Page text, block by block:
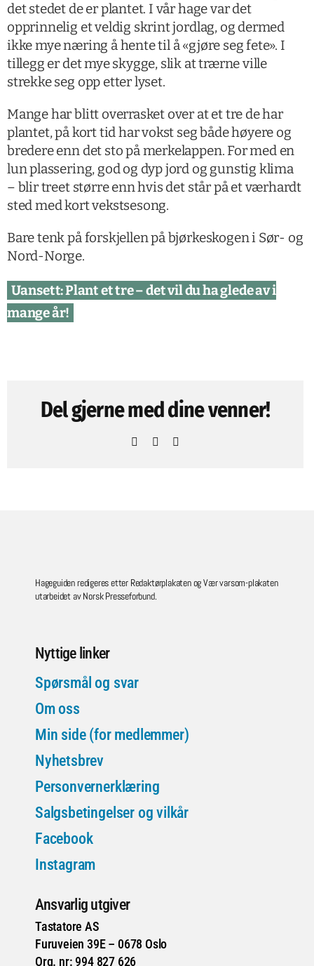
det stedet de er plantet. I vår hage var det
opprinnelig et veldig skrint jordlag, og dermed
ikke mye næring å hente til å «gjøre seg fete». I
tillegg er det mye skygge, slik at trærne ville
strekke seg opp etter lyset.
Mange har blitt overrasket over at et tre de har
plantet, på kort tid har vokst seg både høyere og
bredere enn det sto på merkelappen. For med en
lun plassering, god og dyp jord og gunstig klima
– blir treet større enn hvis det står på et værhardt
sted med kort vekstsesong.
Bare tenk på forskjellen på bjørkeskogen i Sør- og
Nord-Norge.
Uansett: Plant et tre – det vil du ha glede av i
mange år!
Del gjerne med dine venner!
Facebook
Pinterest
Hageguiden redigeres etter Redaktørplakaten og Vær varsom-plakaten
utarbeidet av Norsk Presseforbund.
Nyttige linker
Spørsmål og svar
Om oss
Min side (for medlemmer)
Nyhetsbrev
Personvernerklæring
Salgsbetingelser og vilkår
Facebook
Instagram
Ansvarlig utgiver
Tastatore AS
Furuveien 39E – 0678 Oslo
Org. nr: 994 827 626